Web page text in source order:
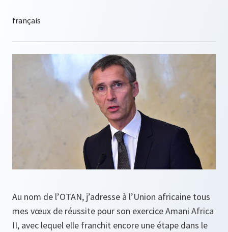
Au nom de l’OTAN, j’adresse à l’Union africaine tous
mes vœux de réussite pour son exercice Amani Africa
II, avec lequel elle franchit encore une étape dans le